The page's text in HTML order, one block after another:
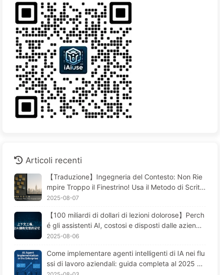
Articoli recenti
【Traduzione】Ingegneria del Contesto: Non Rie
mpire Troppo il Finestrino! Usa il Metodo di Scritt
ura e Filtraggio in Quattro Fasi, Fai Attenzione alla
more Fuori dalla Finestra—Impara Piano Piano l'AI
170
2025-08-07
【100 miliardi di dollari di lezioni dolorose】Perch
é gli assistenti AI, costosi e disposti dalle aziend
e, "perdono la memoria" nei momenti cruciali, me
stazioni del 90%? — Impariamo lentamente l'AI 16
9
2025-08-06
Come implementare agenti intelligenti di IA nei flu
ssi di lavoro aziendali: guida completa al 2025 —